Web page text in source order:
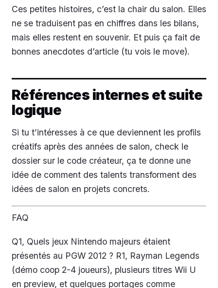
Ces petites histoires, c’est la chair du salon. Elles
ne se traduisent pas en chiffres dans les bilans,
mais elles restent en souvenir. Et puis ça fait de
bonnes anecdotes d’article (tu vois le move).
Références internes et suite
logique
Si tu t’intéresses à ce que deviennent les profils
créatifs après des années de salon, check le
dossier sur le code créateur, ça te donne une
idée de comment des talents transforment des
idées de salon en projets concrets.
FAQ
Q1, Quels jeux Nintendo majeurs étaient
présentés au PGW 2012 ? R1, Rayman Legends
(démo coop 2-4 joueurs), plusieurs titres Wii U
en preview, et quelques portages comme